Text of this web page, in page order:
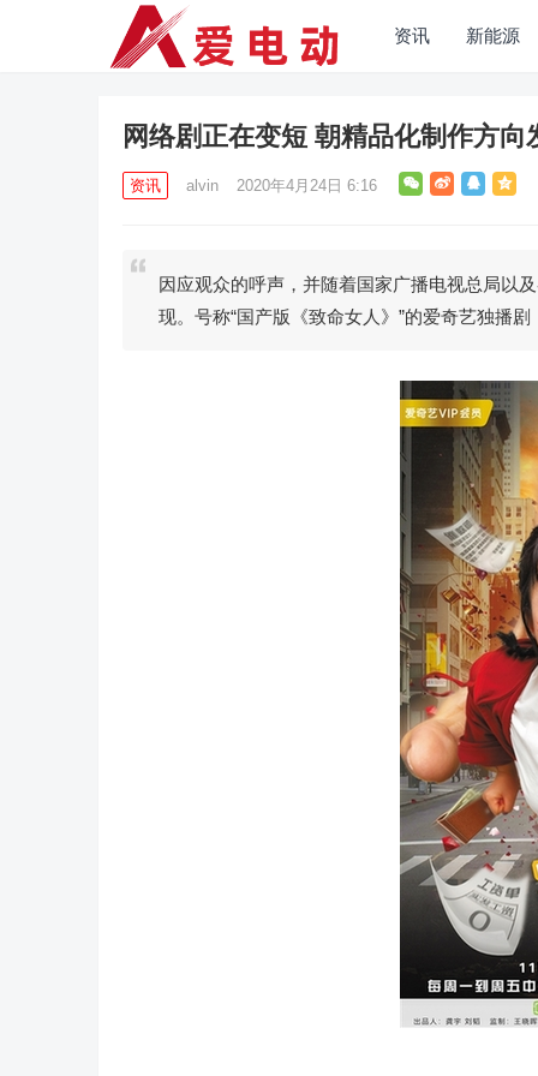
资讯 新能源
网络剧正在变短 朝精品化制作方向
资讯 alvin 2020年4月24日 6:16
因应观众的呼声，并随着国家广播电视总局以
现。号称“国产版《致命女人》”的爱奇艺独播